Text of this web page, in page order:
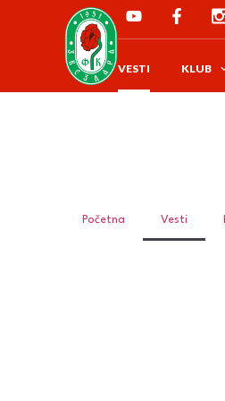
VESTI KLUB
Početna Vesti